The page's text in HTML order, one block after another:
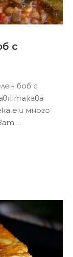
с
боб с
такава
е и много
…